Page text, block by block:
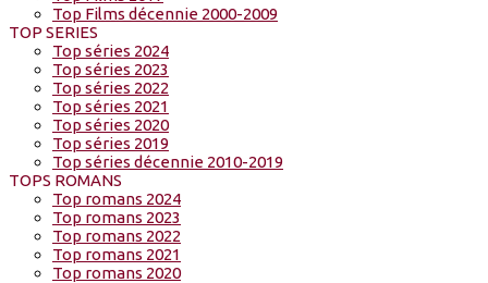
Top Films décennie 2000-2009
TOP SERIES
Top séries 2024
Top séries 2023
Top séries 2022
Top séries 2021
Top séries 2020
Top séries 2019
Top séries décennie 2010-2019
TOPS ROMANS
Top romans 2024
Top romans 2023
Top romans 2022
Top romans 2021
Top romans 2020